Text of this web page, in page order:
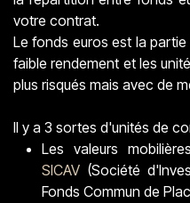
votre contrat.
Le fonds euros est la
faible rendement et les
plus risqués mais avec de
Il y a 3 sortes d'unités de
Les valeurs
SICAV (Société
Fonds Commun de